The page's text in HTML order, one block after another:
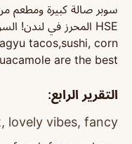
HSE المحرز في لندن! السوشي 🍣 مذهلة!
tacos,sushi, corn
are the best
التقرير الرابع:
lovely vibes, fancy